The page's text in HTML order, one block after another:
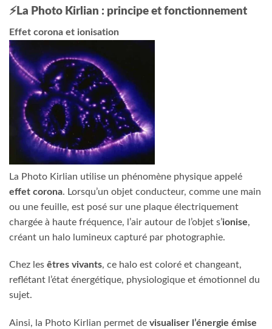
⚡La Photo Kirlian : principe et fonctionnement
Effet corona et ionisation
La Photo Kirlian utilise un phénomène physique appelé
effet corona. Lorsqu’un objet conducteur, comme une main
ou une feuille, est posé sur une plaque électriquement
chargée à haute fréquence, l’air autour de l’objet s’ionise,
créant un halo lumineux capturé par photographie.
Chez les êtres vivants, ce halo est coloré et changeant,
reflétant l’état énergétique, physiologique et émotionnel du
sujet.
Ainsi, la Photo Kirlian permet de visualiser l’énergie émise